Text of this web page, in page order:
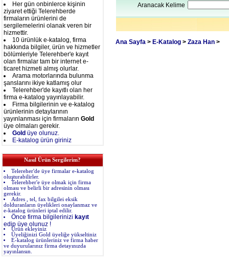
Her gün onbinlerce kişinin
ziyaret ettiği Telerehberde
firmaların ürünlerini de
sergilemelerini olanak veren bir
hizmettir.
10 ürünlük e-katalog, firma
hakkında bilgiler, ürün ve hizmetler
bölümleriyle Telerehber'e kayıt
olan firmalar tam bir internet e-
ticaret hizmeti almış olurlar.
Arama motorlarında bulunma
şanslarını ikiye katlamış olur
Telerehber'de kayıtlı olan her
firma e-katalog yayınlayabilir.
Firma bilgilerinin ve e-katalog
ürünlerinin detaylarının
yayınlanması için firmaların Gold
üye olmaları gerekir.
Gold üye olunuz.
E-katalog ürün giriniz
Nasıl Ürün Sergilerim?
Telereher'de üye firmalar e-katalog
oluşturabilirler.
Telerehber'e üye olmak için firma
olması ve belirli bir adresinin olması
gerekir.
Adres , tel, fax bilgilei eksik
dolduranların üyelikleri onaylanmaz ve
e-katalog ürünleri iptal edilir.
Önce firma bilgilerinizi kayıt
edip üye olunuz !
Ürün ekleyiniz
Üyeliğinizi Gold üyeliğe yükseltiniz
E-katalog ürünleriniz ve firma haber
ve duyurularınız firma detayınızda
yayınlansın.
Aranacak Kelime
Ana Sayfa > E-Katalog >Zaza Han >